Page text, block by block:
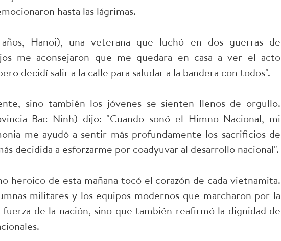
hasta las lágrimas.
Hanoi), una veterana que luchó en dos guerras de
me aconsejaron que me quedara en casa a ver el acto
decidí salir a la calle para saludar a la bandera con todos".
sino también los jóvenes se sienten llenos de orgullo.
Bac Ninh) dijo: "Cuando sonó el Himno Nacional, mi
me ayudó a sentir más profundamente los sacrificios de
decidida a esforzarme por coadyuvar al desarrollo nacional".
heroico de esta mañana tocó el corazón de cada vietnamita.
militares y los equipos modernos que marcharon por la
de la nación, sino que también reafirmó la dignidad de